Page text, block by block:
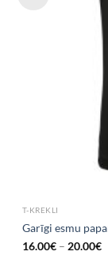
T-KREKLI
Garīgi esmu
16.00€– 20.00€